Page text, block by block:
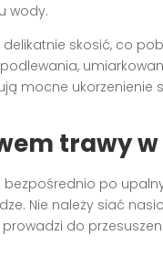
wody.
skosić, co
mocne ukorzenienie
trawy
bezpośrednio po
Nie należy siać
do